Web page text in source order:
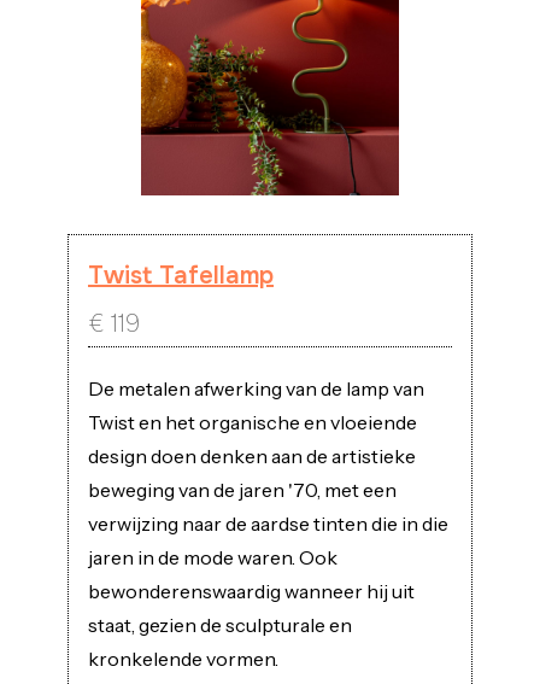
Twist Tafellamp
€ 119
De metalen afwerking van de lamp van
Twist en het organische en vloeiende
design doen denken aan de artistieke
beweging van de jaren '70, met een
verwijzing naar de aardse tinten die in die
jaren in de mode waren. Ook
bewonderenswaardig wanneer hij uit
staat, gezien de sculpturale en
kronkelende vormen.